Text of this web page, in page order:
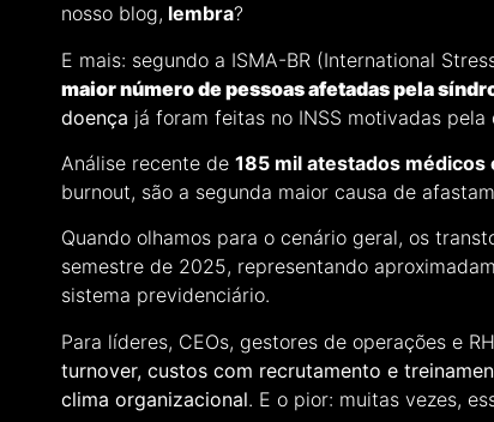
nosso blog, lembra?
E mais: segundo a ISMA-BR (International
maior número de pessoas afetadas pela
doença já foram feitas no INSS motivadas pela
Análise recente de185 mil atestados
burnout, são a segunda maior causa de
Quando olhamos para o cenário geral, os
semestre de 2025, representando
sistema previdenciário.
Para líderes, CEOs, gestores de operações e
turnover, custos com recrutamento e
clima organizacional. E o pior: muitas vezes,